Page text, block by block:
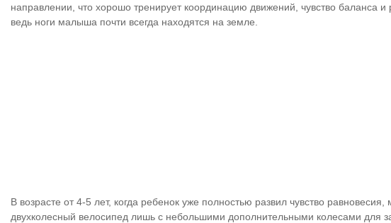
направлении, что хорошо тренирует координацию движений, чувство баланса
ведь ноги малыша почти всегда находятся на земле.
В возрасте от 4-5 лет, когда ребенок уже полностью развил чувство
двухколесный велосипед лишь с небольшими дополнительными колесами для